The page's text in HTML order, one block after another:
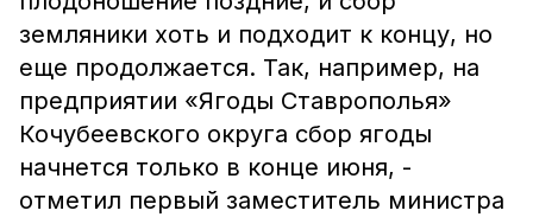
земляники хоть и подходит к концу, но
еще продолжается. Так, например, на
предприятии «Ягоды Ставрополья»
Кочубеевского округа сбор ягоды
начнется только в конце июня, -
отметил первый заместитель министра